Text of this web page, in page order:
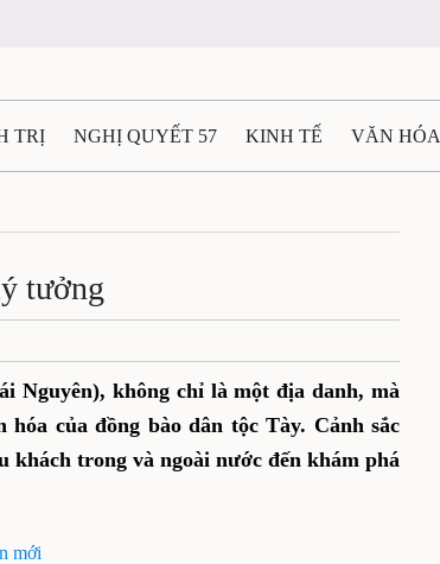
TRỊ NGHỊ QUYẾT 57 KINH TẾ VĂN HÓA
- MÔI TRƯỜNG
tưởng
Nguyên), không chỉ là một địa danh, mà
của đồng bào dân tộc Tày. Cảnh sắc
trong và ngoài nước đến khám phá
mới